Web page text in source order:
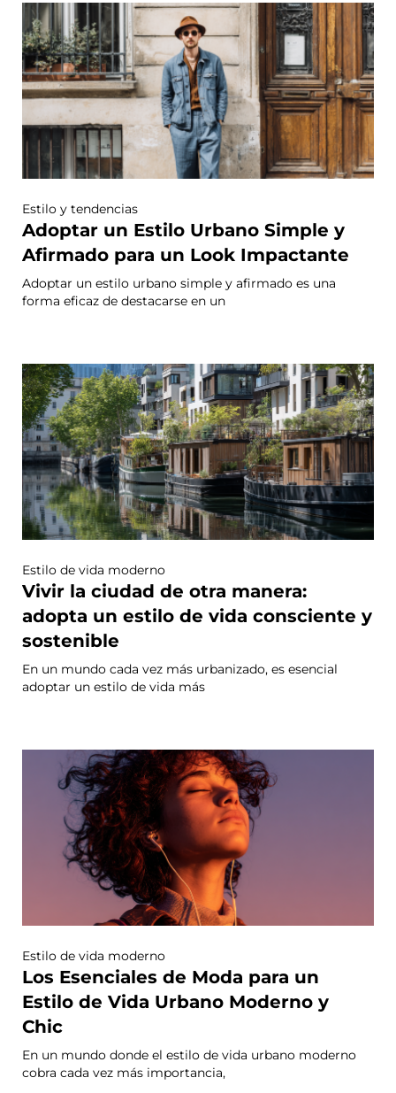
Estilo y tendencias
Adoptar un Estilo Urbano Simple y
Afirmado para un Look Impactante
Adoptar un estilo urbano simple y afirmado es una
forma eficaz de destacarse en un
Estilo de vida moderno
Vivir la ciudad de otra manera:
adopta un estilo de vida consciente y
sostenible
En un mundo cada vez más urbanizado, es esencial
adoptar un estilo de vida más
Estilo de vida moderno
Los Esenciales de Moda para un
Estilo de Vida Urbano Moderno y
Chic
En un mundo donde el estilo de vida urbano moderno
cobra cada vez más importancia,